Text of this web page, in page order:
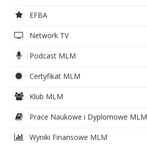
EFBA
Network TV
Podcast MLM
Certyfikat MLM
Klub MLM
Prace Naukowe i Dyplomowe MLM
Wyniki Finansowe MLM